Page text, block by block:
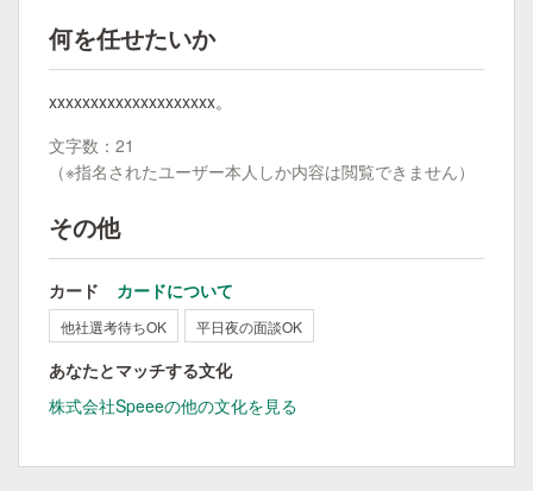
何を任せたいか
xxxxxxxxxxxxxxxxxxxx。
文字数：21
（※指名されたユーザー本人しか内容は閲覧できません）
その他
カード カードについて
他社選考待ちOK 平日夜の面談OK
あなたとマッチする文化
株式会社Speeeの他の文化を見る